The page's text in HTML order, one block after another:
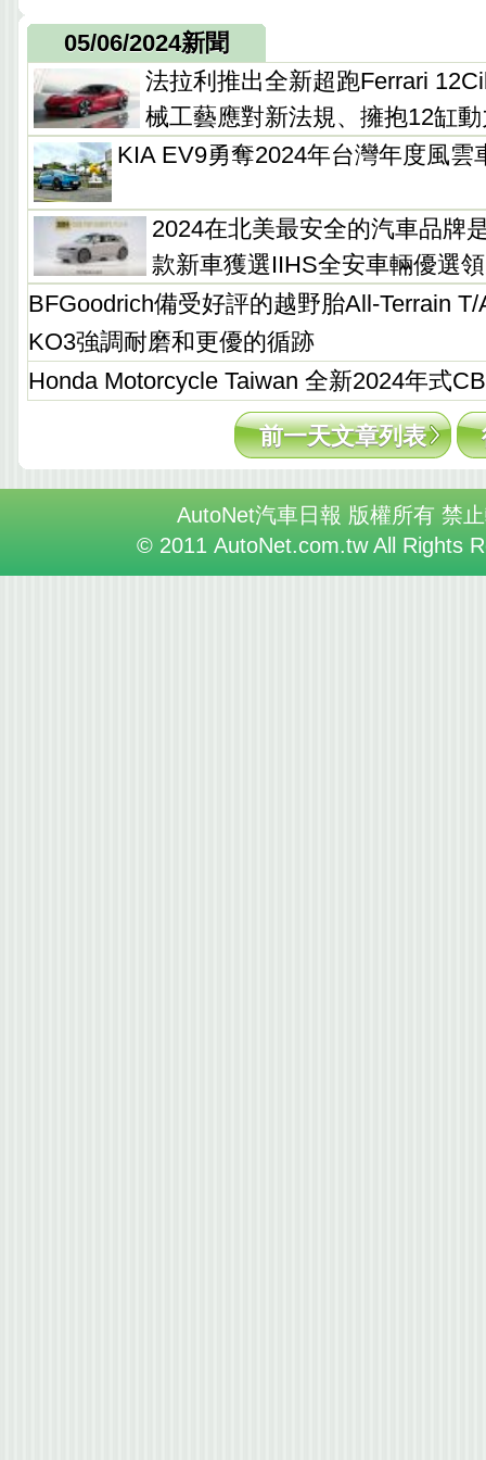
05/06/2024新聞
法拉利推出全新超跑Ferrari
械工藝應對新法規、擁抱12缸
KIA EV9勇奪2024年台灣年度風雲
2024在北美最安全的汽車品牌
款新車獲選IIHS全安車輛優選
BFGoodrich備受好評的越野胎All-Terrain
KO3強調耐磨和更優的循跡
Honda Motorcycle Taiwan 全新2024年式
前一天文章列表
AutoNet汽車日報 版權所有 禁
© 2011 AutoNet.com.tw All Rights